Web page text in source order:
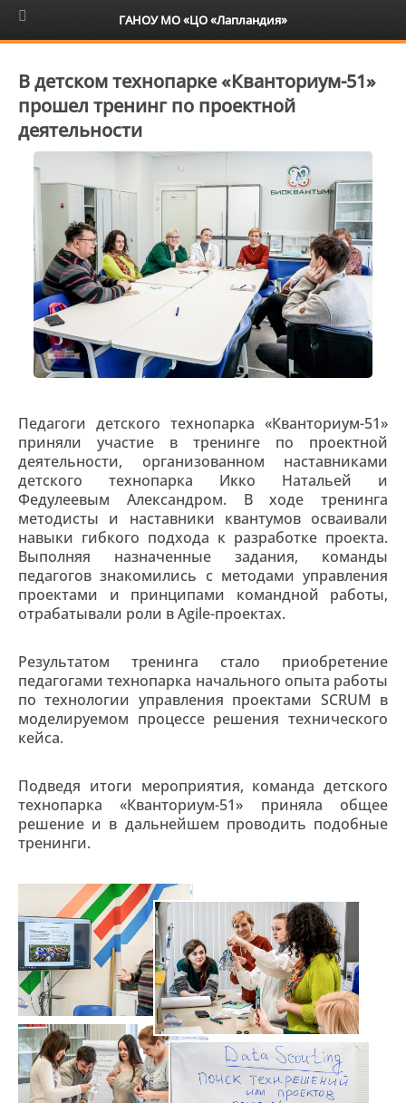
6+
В детском технопарке «Кванториум-51»
прошел тренинг по проектной
деятельности
Педагоги детского технопарка «Кванториум-51»
приняли участие в тренинге по проектной
деятельности, организованном наставниками
детского технопарка Икко Натальей и
Федулеевым Александром. В ходе тренинга
методисты и наставники квантумов осваивали
навыки гибкого подхода к разработке проекта.
Выполняя назначенные задания, команды
педагогов знакомились с методами управления
проектами и принципами командной работы,
отрабатывали роли в Agile-проектах.
Результатом тренинга стало приобретение
педагогами технопарка начального опыта работы
по технологии управления проектами SCRUM в
моделируемом процессе решения технического
кейса.
Подведя итоги мероприятия, команда детского
технопарка «Кванториум-51» приняла общее
решение и в дальнейшем проводить подобные
тренинги.
ГАНОУ МО «ЦО «Лапландия»